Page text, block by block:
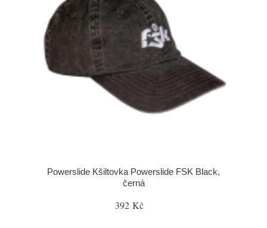
Powerslide Kšiltovka Powerslide FSK Black,
černá
392 Kč